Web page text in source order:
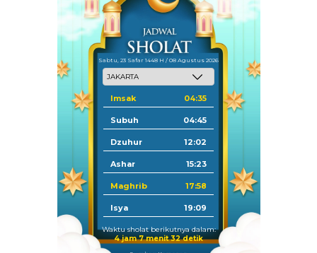
Sabtu, 23 Safar 1448 H / 08 Agustus 2026
Imsak 04:35
Subuh 04:45
Dzuhur 12:02
Ashar 15:23
Maghrib 17:58
Isya 19:09
Waktu sholat berikutnya dalam:
4 jam 7 menit 31 detik